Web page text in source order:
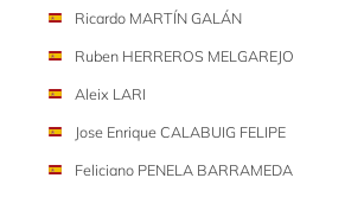
Ricardo MARTÍN GALÁN
Ruben HERREROS MELGAREJO
Aleix LARI
Jose Enrique CALABUIG FELIPE
Feliciano PENELA BARRAMEDA